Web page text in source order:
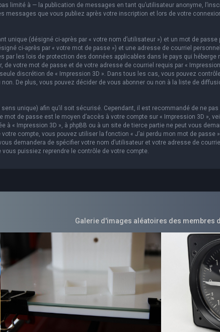
limité à — la publication de messages en tant qu’utilisateur anonyme,
messages que vous publiez après votre inscription et lors de votre
unique (désigné ci-après par « votre nom d’utilisateur ») et un mot de passe
ci-après par « votre mot de passe ») et une adresse de courriel
par les lois de protection des données applicables dans le pays qui héberge
de votre mot de passe et de votre adresse de courriel requis par «
discrétion de « Impression 3D ». Dans tous les cas, vous pouvez
De plus, vous pouvez décider de vous abonner ou non à la liste de
unique) afin qu’il soit sécurisé. Cependant, il est recommandé de ne
de passe est le moyen d’accès à votre compte sur « Impression 3D »,
à « Impression 3D », à phpBB ou à un site de tierce partie ne peut vous
compte, vous pouvez utiliser la fonction « J’ai perdu mon mot de passe
demandera de spécifier votre nom d’utilisateur et votre adresse de
puissiez reprendre le contrôle de votre compte.
Galerie d'images aléatoires des membres